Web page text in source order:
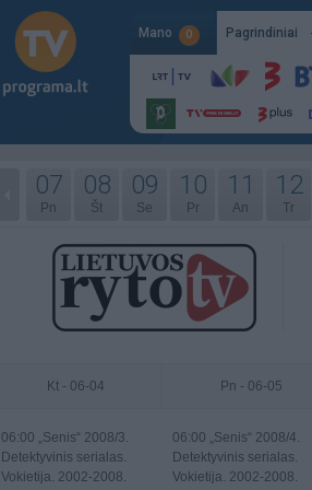
Mano 0 Pagrindiniai
07
Pn
08
Št
09
Se
10
Pr
11
An
12
Tr
Kt - 06-04
06:00 „Senis“ 2008/3.
Detektyvinis serialas.
Vokietija. 2002-2008.
Pn - 06-05
06:00 „Senis“ 2008/4.
Detektyvinis serialas.
Vokietija. 2002-2008.